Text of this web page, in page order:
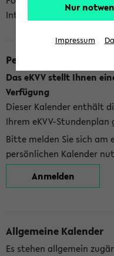
Integration an:
Persönlicher Kalender
Das eKVV stellt Ihnen
Verfügung
Dieser Kalender enthält
Ihrem eKVV-
Bitte melden Sie sich am
persönlichen Kalender
Anmelden
Allgemeine Kalender
Es stehen allgemein
Nur
Impressum